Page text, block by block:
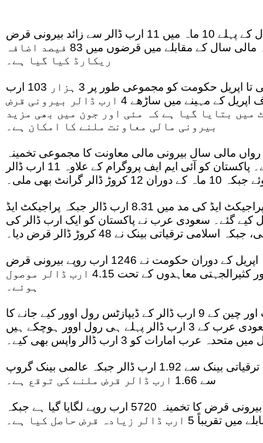
حکومت نے رواں مالی سال کے پہلے 10 ماہ میں 11 ارب ڈالر سے زائد بیرونی قرض
حاصل کرلیا، جبکہ گزشتہ مالی سال کے مقابلے میں قرضوں میں 83 فیصد اضافہ
ریکارڈ کیا گیا ہے۔
دستاویزات کے مطابق جولائی تا اپریل حکومت کو مجموعی طور پر 3 ہزار 103 ارب
روپے موصول ہوئے، جبکہ صرف اپریل کے مہینے میں ساڑھے 4 ارب ڈالر بیرونی قرض
میں بتایا گیا ہے کہ مئی اور جون میں بھی مزید
بیرونی مالی معاونت ملنے کا امکان ہے۔
مالی سال بیرونی مالی معاونت کا مجموعی تخمینہ
19.39 ارب ڈالر رکھا گیا ہے۔ پاکستان کو آئی ایم ایف پروگرام کے علاوہ 11 ارب ڈالر
ڈالر گرانٹ بھی ملی۔
اعداد و شمار کے مطابق نان پراجیکٹ ایڈ کی مد میں 8.31 ارب ڈالر جبکہ پراجیکٹ ایڈ
ڈالر حاصل کیے گئے۔ سعودی عرب نے پاکستان کو ایک ارب ڈالر کی
ترقیاتی بینک نے 48 کروڑ ڈالر قرض دیا۔
دستاویزات میں بتایا گیا ہے کہ اپریل کے دوران حکومت نے 1246 ارب روپے بیرونی قرض
حاصل کیا، جبکہ باہمی اور کثیرالجہتی معاہدوں کے تحت 4.15 ارب ڈالر موصول
ہوئے۔
رپورٹ کے مطابق سعودی عرب اور چین کے 9 ارب ڈالر کے ڈیپازٹس رول اوور کیے جانے کا
تخمینہ ہے جن میں سے سعودی عرب کے 3 ارب ڈالر پہلے ہی رول اوور ہوچکے ہیں
امارات کو 3 ارب ڈالر واپس بھی کیے۔
دستاویزات کے مطابق ایشیائی ترقیاتی بینک سے 1.92 ارب ڈالر جبکہ عالمی بینک گروپ
سے 1.66 ارب ڈالر قرض ملنے کی توقع ہے۔
رواں مالی سال مجموعی بیرونی قرض کا تخمینہ 5720 ارب روپے لگایا گیا ہے جبکہ
زیادہ قرض حاصل کیا ہے۔